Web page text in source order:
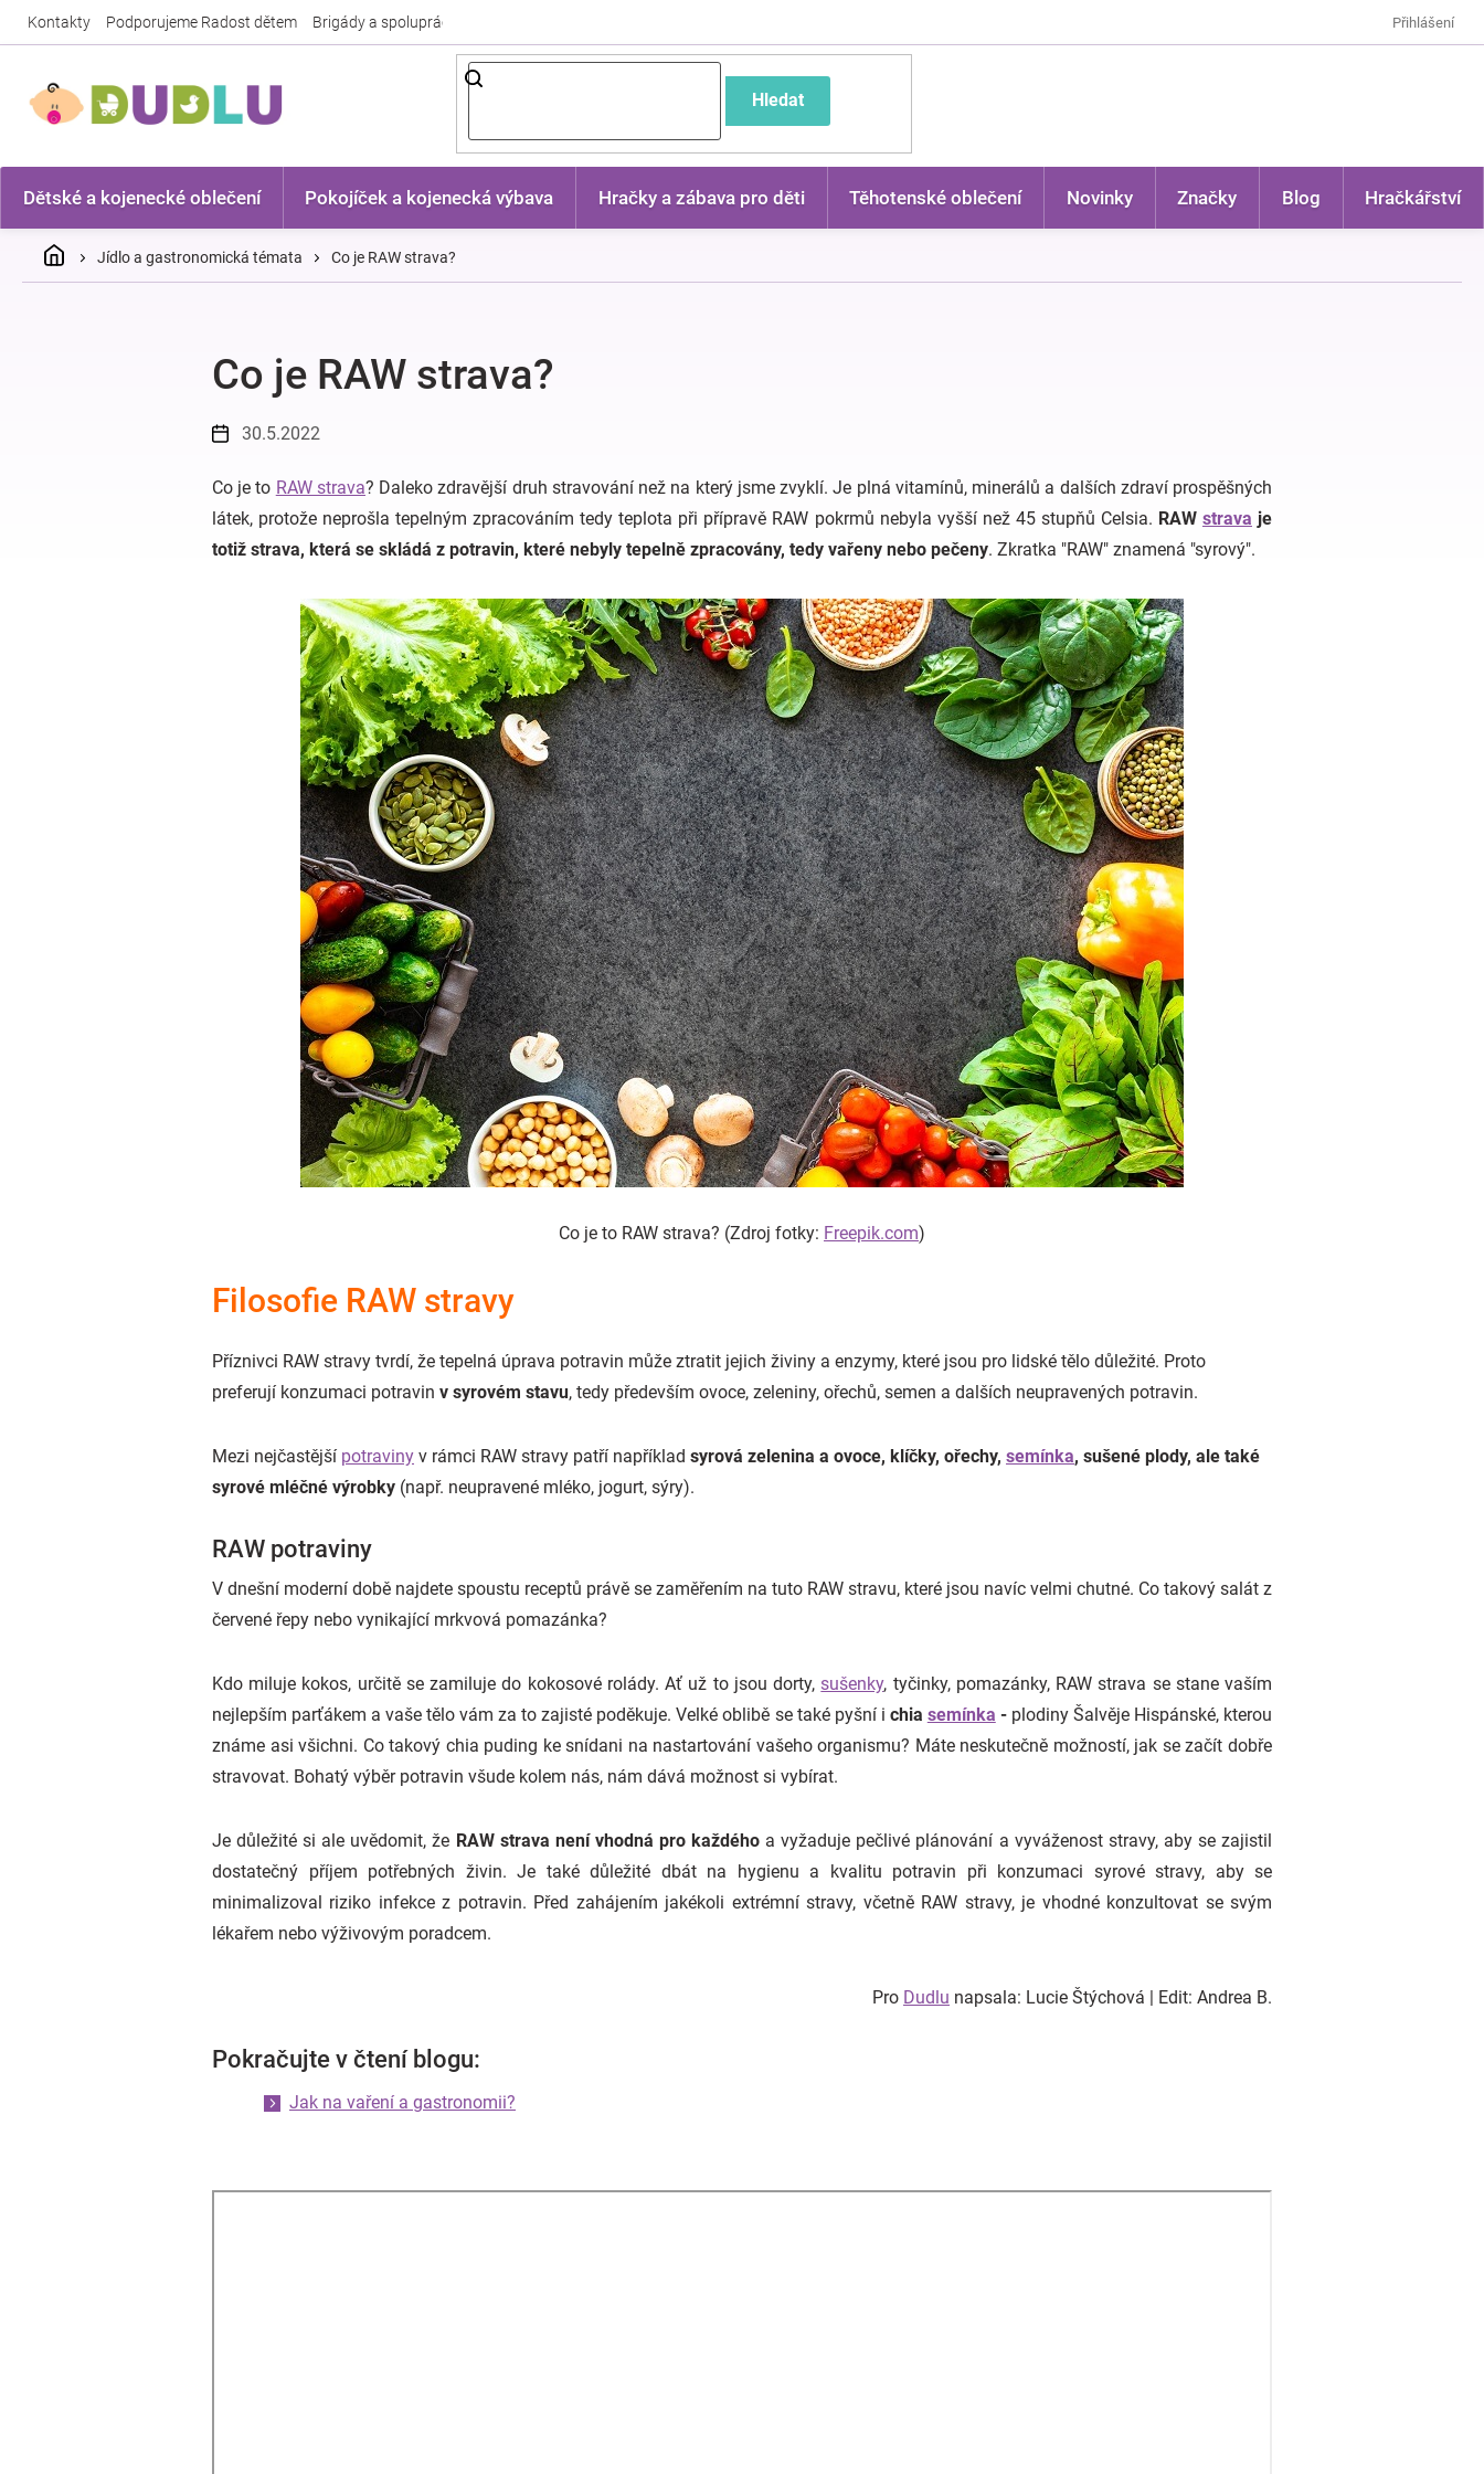
Kontakty Podporujeme Radost dětem Brigády a spolupráce Přihlášení
Hledat
Dětské a kojenecké oblečení Pokojíček a kojenecká výbava Hračky a zábava pro děti Těhotenské oblečení Novinky Značky Blog Hračkářství
DomůJídlo a gastronomická témata Co je RAW strava?
Co je RAW strava?
30.5.2022
Co je to RAW strava? Daleko zdravější druh stravování než na který jsme zvyklí. Je plná vitamínů, minerálů a dalších zdraví prospěšných
látek, protože neprošla tepelným zpracováním tedy teplota při přípravě RAW pokrmů nebyla vyšší než 45 stupňů Celsia. RAW strava je
totiž strava, která se skládá z potravin, které nebyly tepelně zpracovány, tedy vařeny nebo pečeny. Zkratka "RAW" znamená "syrový".
Co je to RAW strava? (Zdroj fotky: Freepik.com)
Filosofie RAW stravy
Příznivci RAW stravy tvrdí, že tepelná úprava potravin může ztratit jejich živiny a enzymy, které jsou pro lidské tělo důležité. Proto
preferují konzumaci potravin v syrovém stavu, tedy především ovoce, zeleniny, ořechů, semen a dalších neupravených potravin.
Mezi nejčastější potraviny v rámci RAW stravy patří například syrová zelenina a ovoce, klíčky, ořechy, semínka, sušené plody, ale také
syrové mléčné výrobky (např. neupravené mléko, jogurt, sýry).
RAW potraviny
V dnešní moderní době najdete spoustu receptů právě se zaměřením na tuto RAW stravu, které jsou navíc velmi chutné. Co takový salát z
červené řepy nebo vynikající mrkvová pomazánka?
Kdo miluje kokos, určitě se zamiluje do kokosové rolády. Ať už to jsou dorty,sušenky, tyčinky, pomazánky, RAW strava se stane vaším
nejlepším parťákem a vaše tělo vám za to zajisté poděkuje. Velké oblibě se také pyšní i chia semínka - plodiny Šalvěje Hispánské, kterou
známe asi všichni. Co takový chia puding ke snídani na nastartování vašeho organismu? Máte neskutečně možností, jak se začít dobře
stravovat. Bohatý výběr potravin všude kolem nás, nám dává možnost si vybírat.
Je důležité si ale uvědomit, že RAW strava není vhodná pro každého a vyžaduje pečlivé plánování a vyváženost stravy, aby se zajistil
dostatečný příjem potřebných živin. Je také důležité dbát na hygienu a kvalitu potravin při konzumaci syrové stravy, aby se
minimalizoval riziko infekce z potravin. Před zahájením jakékoli extrémní stravy, včetně RAW stravy, je vhodné konzultovat se svým
lékařem nebo výživovým poradcem.
Pro Dudlu napsala: Lucie Štýchová | Edit: Andrea B.
Pokračujte v čtení blogu:
Jak na vaření a gastronomii?